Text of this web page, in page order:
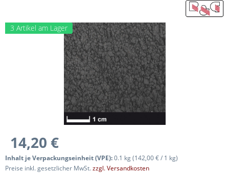
3 Artikel am Lager
14,20 €
Inhalt je Verpackungseinheit (VPE):0.1 kg (142,00 € / 1 kg)
Preise inkl. gesetzlicher MwSt.zzgl. Versandkosten